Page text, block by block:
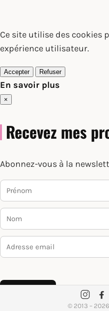
© 2013 –
Ce site utilise des cookies
expérience utilisateur.
Accepter Refuser
En savoir plus
×
Recevez mes
Abonnez-vous à la